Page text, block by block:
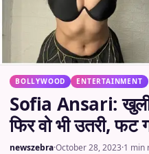
BOLLYWOOD ENTERTAINMENT
Sofia Ansari: खुली
फिर वो भी उतरी,
newszebra·October 28, 2023·1 min